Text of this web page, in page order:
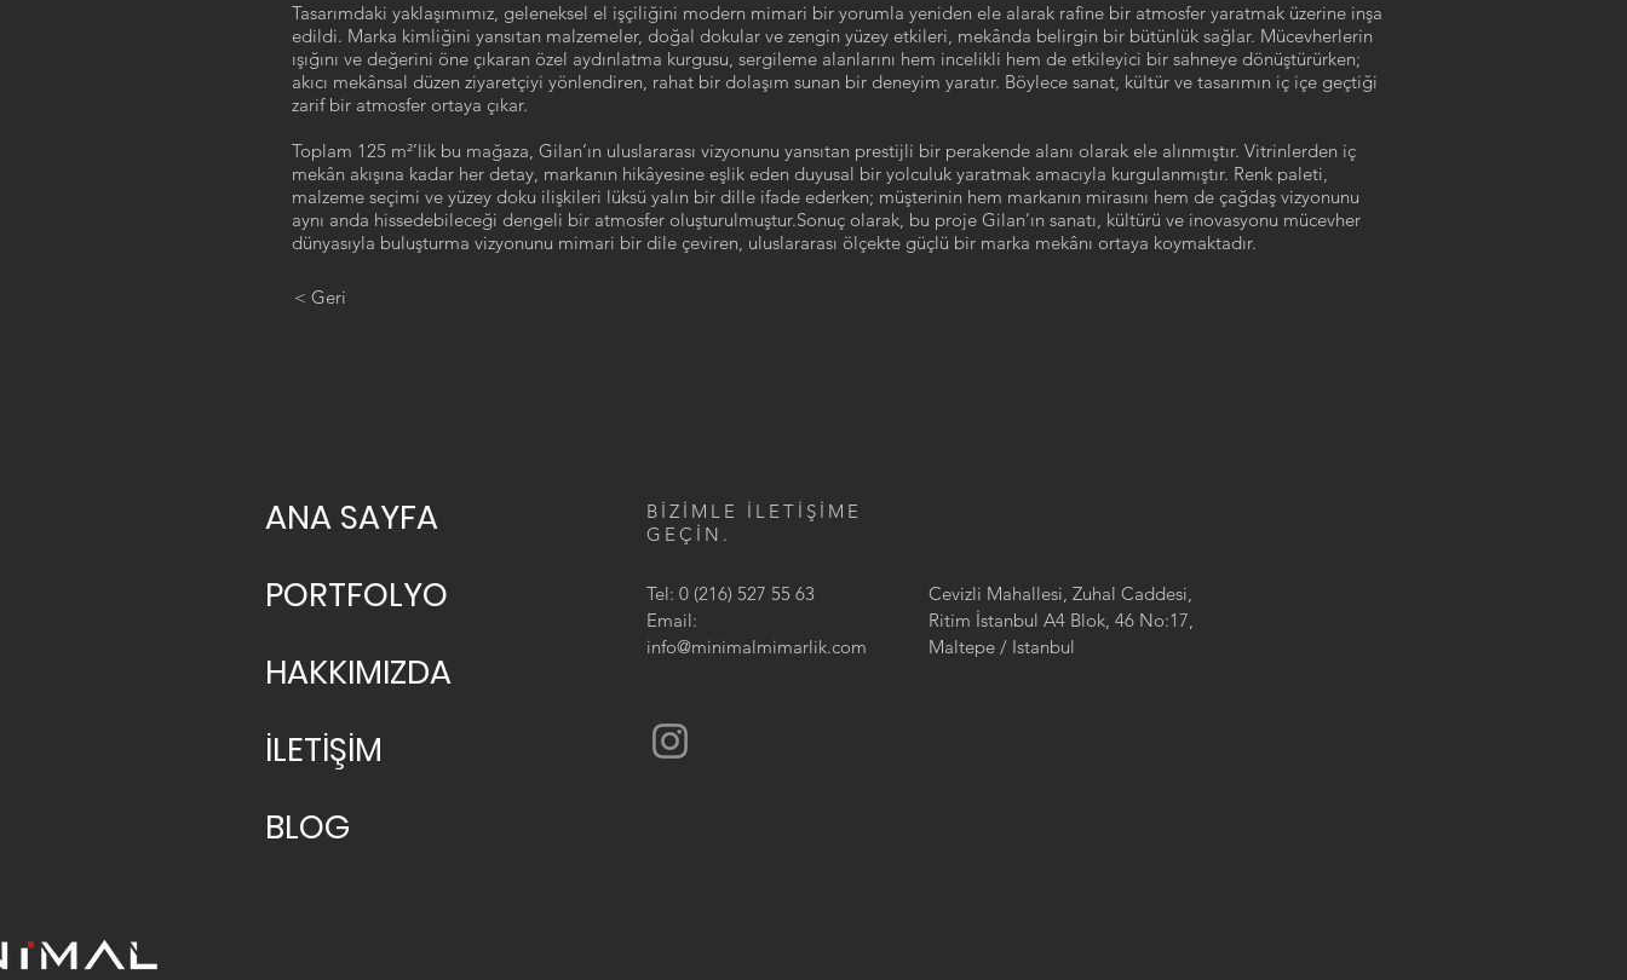
​Tasarımdaki yaklaşımımız, geleneksel el işçiliğini modern mimari bir yorumla yeniden ele alarak rafine bir atmosfer yaratmak üzerine inşa
edildi. Marka kimliğini yansıtan malzemeler, doğal dokular ve zengin yüzey etkileri, mekânda belirgin bir bütünlük sağlar. Mücevherlerin
ışığını ve değerini öne çıkaran özel aydınlatma kurgusu, sergileme alanlarını hem incelikli hem de etkileyici bir sahneye dönüştürürken;
akıcı mekânsal düzen ziyaretçiyi yönlendiren, rahat bir dolaşım sunan bir deneyim yaratır. Böylece sanat, kültür ve tasarımın iç içe geçtiği
zarif bir atmosfer ortaya çıkar.
Toplam 125 m²’lik bu mağaza, Gilan’ın uluslararası vizyonunu yansıtan prestijli bir perakende alanı olarak ele alınmıştır. Vitrinlerden iç
mekân akışına kadar her detay, markanın hikâyesine eşlik eden duyusal bir yolculuk yaratmak amacıyla kurgulanmıştır. Renk paleti,
malzeme seçimi ve yüzey doku ilişkileri lüksü yalın bir dille ifade ederken; müşterinin hem markanın mirasını hem de çağdaş vizyonunu
aynı anda hissedebileceği dengeli bir atmosfer oluşturulmuştur.Sonuç olarak, bu proje Gilan’ın sanatı, kültürü ve inovasyonu mücevher
dünyasıyla buluşturma vizyonunu mimari bir dile çeviren, uluslararası ölçekte güçlü bir marka mekânı ortaya koymaktadır.
< Geri
ANA SAYFA
PORTFOLYO
HAKKIMIZDA
İLETİŞİM
BLOG
BİZİMLE İLETİŞİME
GEÇİN.
Tel: 0 (216) 527 55 63
Email:
info@minimalmimarlik.com
Cevizli Mahallesi, Zuhal Caddesi,
Ritim İstanbul A4 Blok, 46 No:17,
Maltepe / Istanbul